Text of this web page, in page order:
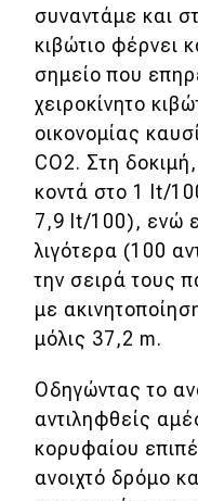
συναντάμε και
κιβώτιο φέρνει
σημείο που
χειροκίνητο
οικονομίας
CO2. Στη
κοντά στο 1 lt/
7,9 lt/100), ενώ
λιγότερα (100
την σειρά τους
με
μόλις 37,2 m.
Οδηγώντας το
αντιληφθείς
κορυφαίου
ανοιχτό δρόμο